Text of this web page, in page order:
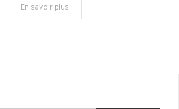
En savoir plus